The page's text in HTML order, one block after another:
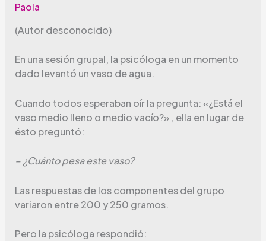
Paola
(Autor desconocido)
En una sesión grupal, la psicóloga en un momento
dado levantó un vaso de agua.
Cuando todos esperaban oír la pregunta: «¿Está el
vaso medio lleno o medio vacío?» , ella en lugar de
ésto preguntó:
– ¿Cuánto pesa este vaso?
Las respuestas de los componentes del grupo
variaron entre 200 y 250 gramos.
Pero la psicóloga respondió: